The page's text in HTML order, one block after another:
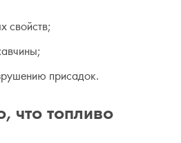
свойств;
присадок.
что топливо